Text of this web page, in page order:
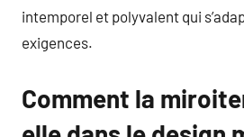
intemporel et polyvalent qui
exigences.
Comment la